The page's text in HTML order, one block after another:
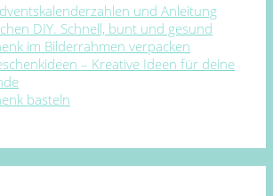
und Anleitung
DIY. Schnell, bunt und gesund
im Bilderrahmen verpacken
– Kreative Ideen für deine
basteln